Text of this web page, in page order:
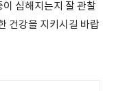
심해지는지 잘 관찰
건강을 지키시길 바랍